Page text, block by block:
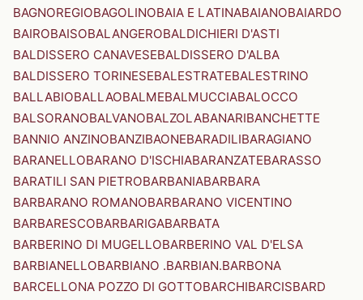
BAGNOREGIOBAGOLINOBAIA E LATINABAIANOBAIARDO
BAIROBAISOBALANGEROBALDICHIERI D'ASTI
BALDISSERO CANAVESEBALDISSERO D'ALBA
BALDISSERO TORINESEBALESTRATEBALESTRINO
BALLABIOBALLAOBALMEBALMUCCIABALOCCO
BALSORANOBALVANOBALZOLABANARIBANCHETTE
BANNIO ANZINOBANZIBAONEBARADILIBARAGIANO
BARANELLOBARANO D'ISCHIABARANZATEBARASSO
BARATILI SAN PIETROBARBANIABARBARA
BARBARANO ROMANOBARBARANO VICENTINO
BARBARESCOBARBARIGABARBATA
BARBERINO DI MUGELLOBARBERINO VAL D'ELSA
BARBIANELLOBARBIANO .BARBIAN.BARBONA
BARCELLONA POZZO DI GOTTOBARCHIBARCISBARD